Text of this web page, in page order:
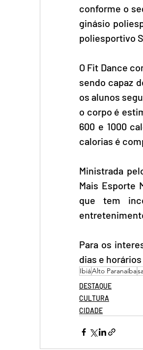
conforme o
ginásio
poliesportivo
O Fit Dance
sendo capaz
os alunos
o corpo é
600 e 1000
calorias é
Ministrada
Mais Esporte
que tem
Para os
dias e
IbiáAlto Paranaíba
DESTAQUE
CULTURA
CIDADE